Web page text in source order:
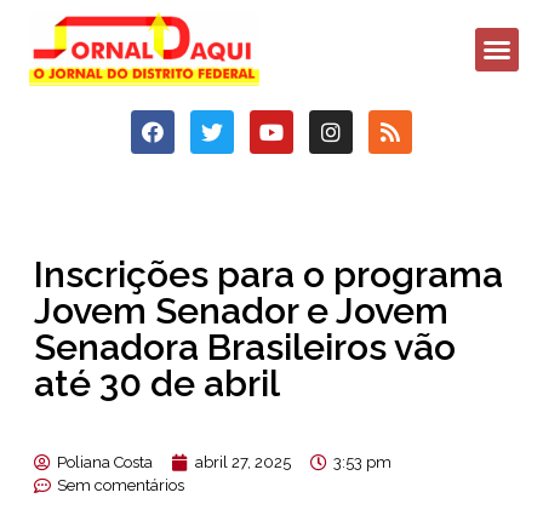
Inscrições para o programa
Jovem Senador e Jovem
Senadora Brasileiros vão
até 30 de abril
Poliana Costa abril 27, 2025
3:53 pm
Sem comentários